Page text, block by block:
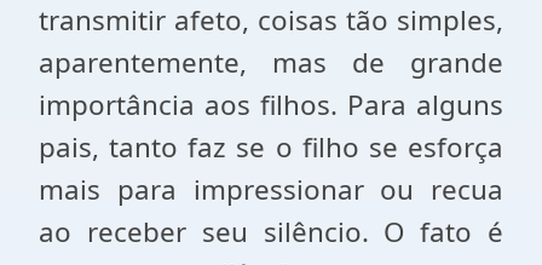
transmitir afeto, coisas tão simples,
aparentemente, mas de grande
importância aos filhos. Para alguns
pais, tanto faz se o filho se esforça
mais para impressionar ou recua
ao receber seu silêncio. O fato é